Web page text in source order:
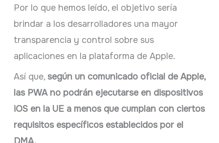
Por lo que hemos leído, el objetivo sería
brindar a los desarrolladores una mayor
transparencia y control sobre sus
aplicaciones en la plataforma de Apple.
Así que, según un comunicado oficial de Apple,
las PWA no podrán ejecutarse en dispositivos
iOS en la UE a menos que cumplan con ciertos
requisitos específicos establecidos por el